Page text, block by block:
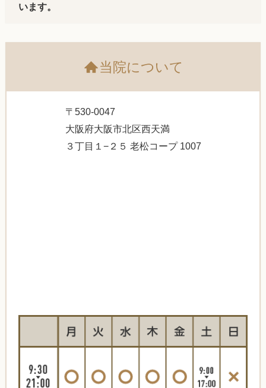
います。
当院について
〒530-0047
大阪府大阪市北区西天満
３丁目１−２５ 老松コープ 1007